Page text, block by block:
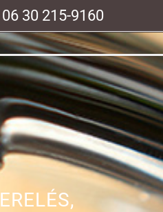
30 215-9160